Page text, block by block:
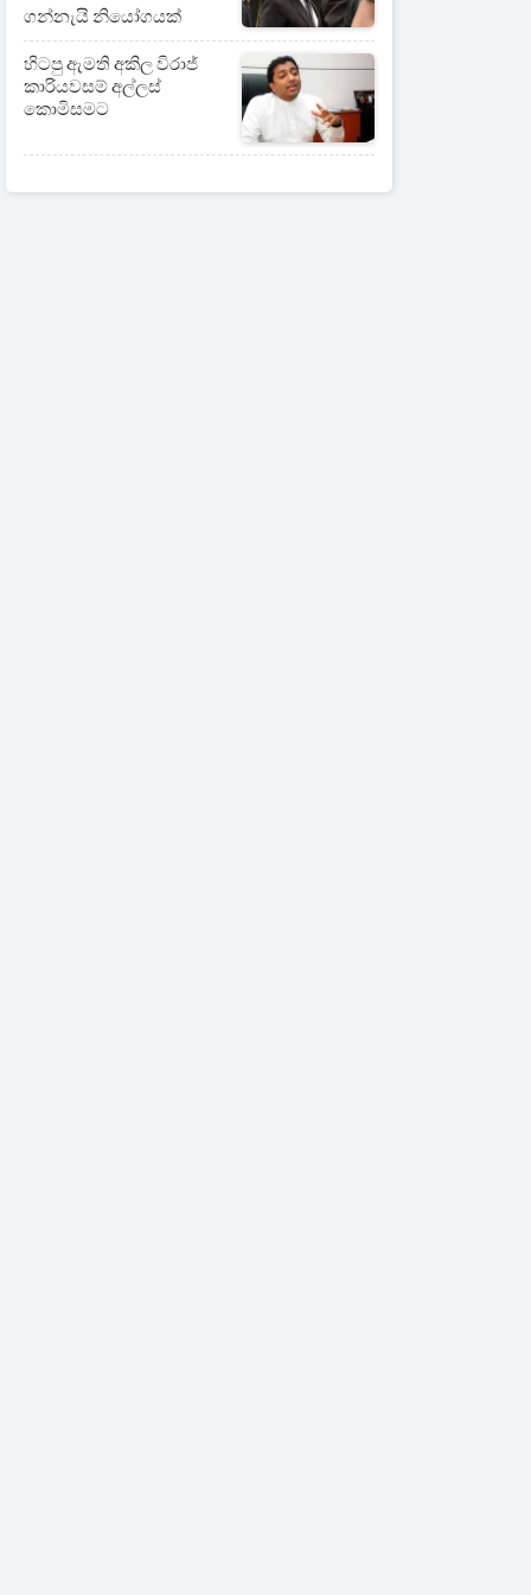
ගන්නැයි නියෝගයක්
හිටපු ඇමති අකිල විරාජ්
කාරියවසම් අල්ලස්
කොමිසමට